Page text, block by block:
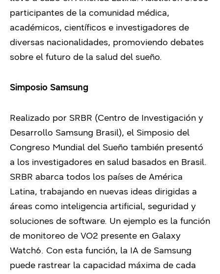
participantes de la comunidad médica,
académicos, científicos e investigadores de
diversas nacionalidades, promoviendo debates
sobre el futuro de la salud del sueño.
Simposio Samsung
Realizado por SRBR (Centro de Investigación y
Desarrollo Samsung Brasil), el Simposio del
Congreso Mundial del Sueño también presentó
a los investigadores en salud basados en Brasil.
SRBR abarca todos los países de América
Latina, trabajando en nuevas ideas dirigidas a
áreas como inteligencia artificial, seguridad y
soluciones de software. Un ejemplo es la función
de monitoreo de VO2 presente en Galaxy
Watch6. Con esta función, la IA de Samsung
puede rastrear la capacidad máxima de cada